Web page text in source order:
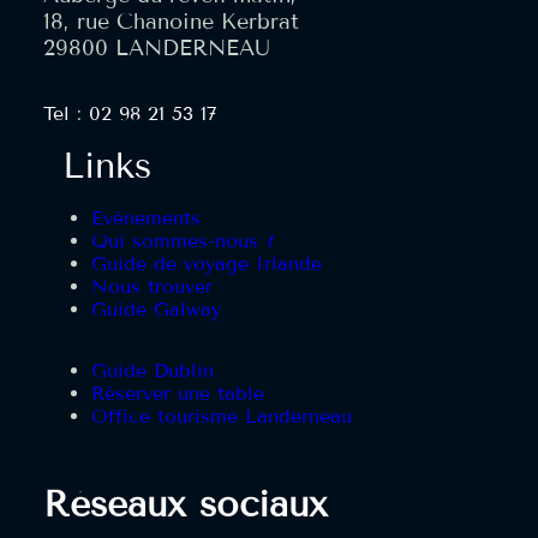
18, rue Chanoine Kerbrat
29800 LANDERNEAU
Tel : 02 98 21 53 17
Links
Evènements
Qui sommes-nous ?
Guide de voyage Irlande
Nous trouver
Guide Galway
Guide Dublin
Réserver une table
Office tourisme Landerneau
Réseaux sociaux